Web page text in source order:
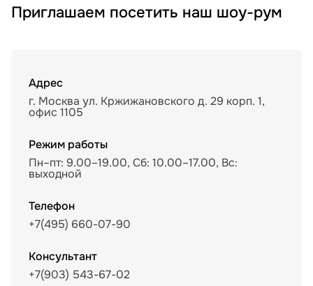
Приглашаем посетить наш шоу-рум
Адрес
г. Москва ул. Кржижановского д. 29 корп. 1,
офис 1105
Режим работы
Пн–пт: 9.00–19.00, Сб: 10.00–17.00, Вс:
выходной
Телефон
+7(495) 660-07-90
Консультант
+7(903) 543-67-02